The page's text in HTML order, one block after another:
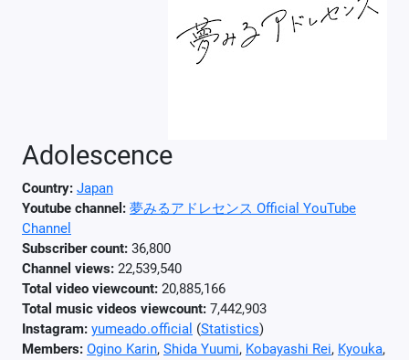
Adolescence
Country: Japan
Youtube channel: 夢みるアドレセンス Official YouTube
Channel
Subscriber count: 36,800
Channel views: 22,539,540
Total video viewcount: 20,885,166
Total music videos viewcount: 7,442,903
Instagram: yumeado.official (Statistics)
Members: Ogino Karin, Shida Yuumi, Kobayashi Rei, Kyouka,